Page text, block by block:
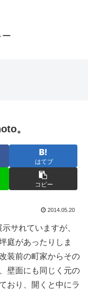
。
はてブ
コピー
2014.05.20
サれていますが、
庭があったりしま
装前の町家からその
壁面にも同じく元の
おり、開くと中にラ